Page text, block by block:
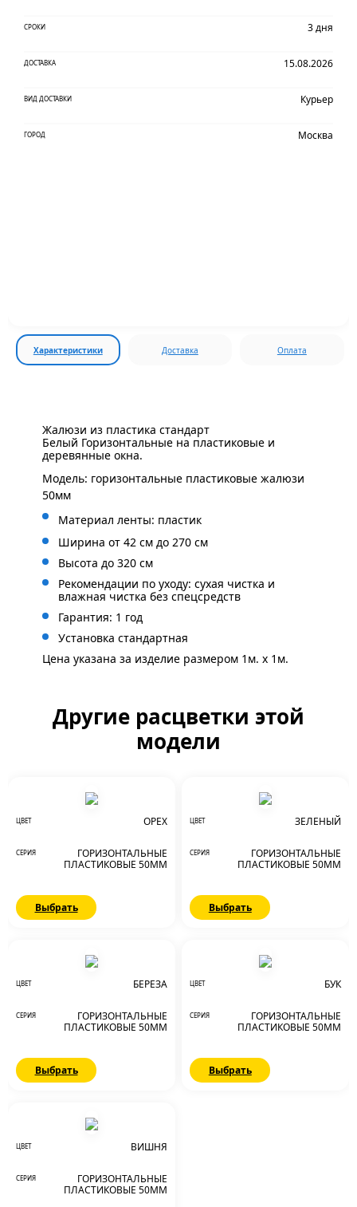
СРОКИ 3 дня
ДОСТАВКА 15.08.2026
ВИД ДОСТАВКИ Курьер
ГОРОД Москва
Характеристики Доставка Оплата
Жалюзи из пластика стандарт
Белый Горизонтальные на пластиковые и
деревянные окна.
Модель: горизонтальные пластиковые жалюзи
50мм
Материал ленты: пластик
Ширина от 42 см до 270 см
Высота до 320 см
Рекомендации по уходу: сухая чистка и
влажная чистка без спецсредств
Гарантия: 1 год
Установка стандартная
Цена указана за изделие размером 1м. x 1м.
Другие расцветки этой
модели
ЦВЕТ ОРЕХ
СЕРИЯ
ГОРИЗОНТАЛЬНЫЕ
ПЛАСТИКОВЫЕ 50ММ
Выбрать
ЦВЕТ ЗЕЛЕНЫЙ
СЕРИЯ
ГОРИЗОНТАЛЬНЫЕ
ПЛАСТИКОВЫЕ 50ММ
Выбрать
ЦВЕТ БЕРЕЗА
СЕРИЯ
ГОРИЗОНТАЛЬНЫЕ
ПЛАСТИКОВЫЕ 50ММ
Выбрать
ЦВЕТ БУК
СЕРИЯ
ГОРИЗОНТАЛЬНЫЕ
ПЛАСТИКОВЫЕ 50ММ
Выбрать
ЦВЕТ ВИШНЯ
СЕРИЯ
ГОРИЗОНТАЛЬНЫЕ
ПЛАСТИКОВЫЕ 50ММ